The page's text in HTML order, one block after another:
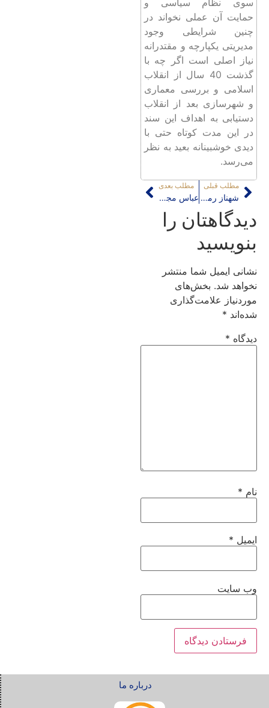
حمایت آن عملی نخواند در
چنین شرایطی وجود
مدیریتی یکپارچه و مقتدرانه
نیاز اصلی است اگر چه با
گذشت 40 سال از انقلاب
اسلامی و بررسی معماری
و شهرسازی بعد از انقلاب
دستیابی به اهداف این سند
در این مدت کوتاه حتی با
دیدی خوشبینانه بعید به نظر
می‌رسد.
مطلب قبلی
شهناز رمارم: طرح نوسازی و بهسازی بافت پیرامون حرم امام رضا (ع) یک طرح ملی و فراملی است.
مطلب بعدی
عباس مجیدی: اصل قضیه محافظت از آثار است نه دزدی آنها
دیدگاهتان را
بنویسید
نشانی ایمیل شما منتشر
نخواهد شد. بخش‌های
موردنیاز علامت‌گذاری
شده‌اند *
دیدگاه *
نام *
ایمیل *
وب‌ سایت
درباره ما